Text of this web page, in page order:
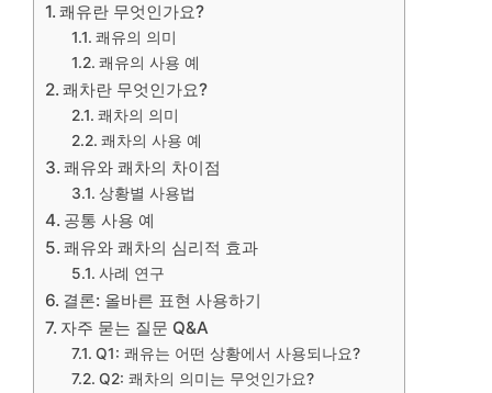
쾌유란 무엇인가요?
쾌유의 의미
쾌유의 사용 예
쾌차란 무엇인가요?
쾌차의 의미
쾌차의 사용 예
쾌유와 쾌차의 차이점
상황별 사용법
공통 사용 예
쾌유와 쾌차의 심리적 효과
사례 연구
결론: 올바른 표현 사용하기
자주 묻는 질문 Q&A
Q1: 쾌유는 어떤 상황에서 사용되나요?
Q2: 쾌차의 의미는 무엇인가요?